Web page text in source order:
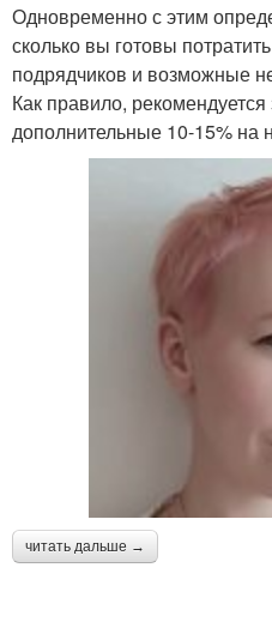
Одновременно с этим
сколько вы готовы
подрядчиков и возможные
Как правило,
дополнительные 10-15% на
читать дальше →